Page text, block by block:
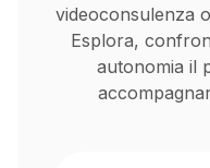
videoconsulenza
Esplora,
autonomia il